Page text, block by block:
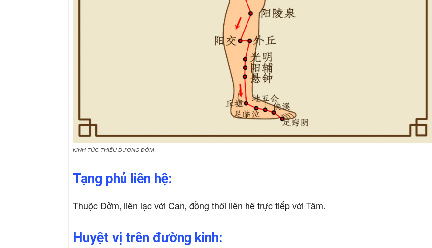
KINH TÚC THIẾU DƯƠNG ĐỞM
Tạng phủ liên hệ:
Thuộc Đởm, liên lạc với Can, đồng thời liên hê trực tiếp với Tâm.
Huyệt vị trên đường kinh: